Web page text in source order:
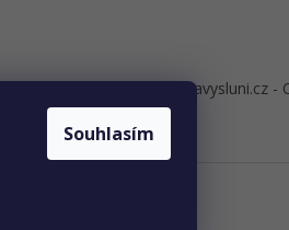
Souhlasím
údajů dle GDPR Cafenavysluni.cz -